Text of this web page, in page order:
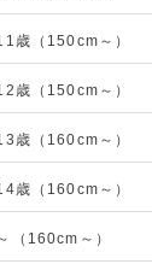
歳（150cm～）
歳（150cm～）
歳（160cm～）
歳（160cm～）
（160cm～）